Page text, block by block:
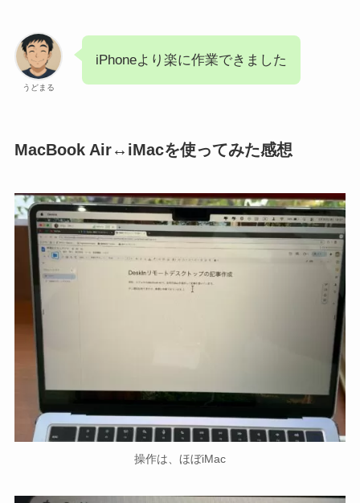
うどまる
iPhoneより楽に作業できました
MacBook Air↔iMacを使ってみた感想
操作は、ほぼiMac